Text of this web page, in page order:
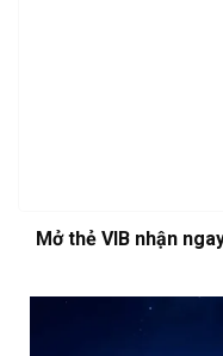
Mở thẻ VIB nhận